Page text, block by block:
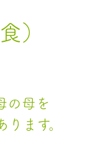
）
の母を
ます。